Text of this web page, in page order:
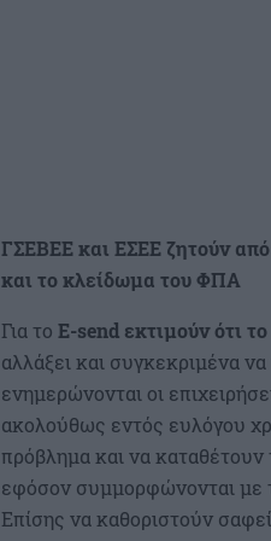
ΓΣΕΒΕΕ και ΕΣΕΕ ζητούν
και το κλείδωμα του ΦΠΑ
Για το E-send εκτιμούν ότι
αλλάξει και συγκεκριμένα
ενημερώνονται οι
ακολούθως εντός ευλόγου
πρόβλημα και να καταθέτουν
εφόσον συμμορφώνονται με
Επίσης να καθοριστούν